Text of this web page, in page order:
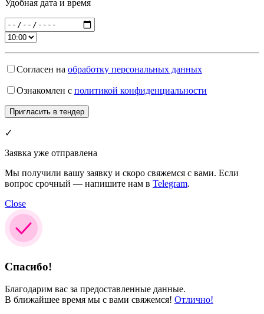
Удобная дата и время
Согласен на обработку персональных данных
Ознакомлен с политикой конфиденциальности
✓
Заявка уже отправлена
Мы получили вашу заявку и скоро свяжемся с вами. Если
вопрос срочный — напишите нам в Telegram.
Close
Спасибо!
Благодарим вас за предоставленные данные.
В ближайшее время мы с вами свяжемся! Отлично!